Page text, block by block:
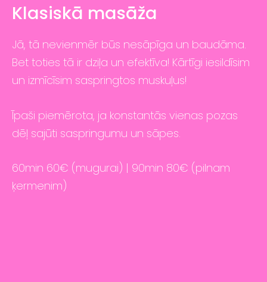
Klasiskā masāža
Jā, tā nevienmēr būs nesāpīga un baudāma.
Bet toties tā ir dziļa un efektīva! Kārtīgi iesildīsim
un izmīcīsim saspringtos muskuļus!
Īpaši piemērota, ja konstantās vienas pozas
dēļ sajūti saspringumu un sāpes.
60min 60€ (mugurai) | 90min 80€ (pilnam
ķermenim)